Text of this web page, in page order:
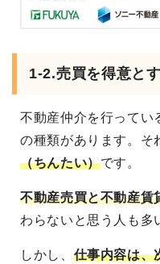
1-2.売買を得意と
不動産仲介を行ってい
の種類があります。そ
（ちんたい）です。
不動産売買と不動産賃
わらないと思う人も多
しかし、 仕事内容は、